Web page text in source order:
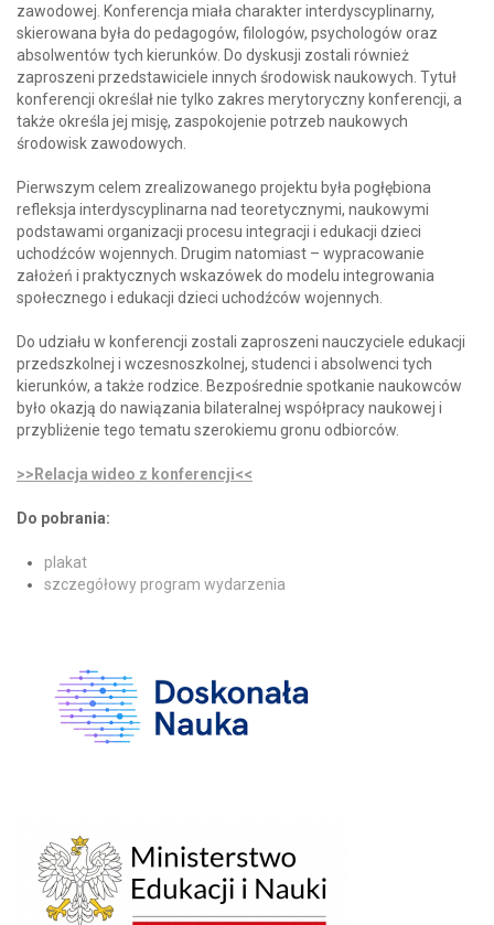
zawodowej. Konferencja miała charakter interdyscyplinarny,
skierowana była do pedagogów, filologów, psychologów oraz
absolwentów tych kierunków. Do dyskusji zostali również
zaproszeni przedstawiciele innych środowisk naukowych. Tytuł
konferencji określał nie tylko zakres merytoryczny konferencji, a
także określa jej misję, zaspokojenie potrzeb naukowych
środowisk zawodowych.
Pierwszym celem zrealizowanego projektu była pogłębiona
refleksja interdyscyplinarna nad teoretycznymi, naukowymi
podstawami organizacji procesu integracji i edukacji dzieci
uchodźców wojennych. Drugim natomiast – wypracowanie
założeń i praktycznych wskazówek do modelu integrowania
społecznego i edukacji dzieci uchodźców wojennych.
Do udziału w konferencji zostali zaproszeni nauczyciele edukacji
przedszkolnej i wczesnoszkolnej, studenci i absolwenci tych
kierunków, a także rodzice. Bezpośrednie spotkanie naukowców
było okazją do nawiązania bilateralnej współpracy naukowej i
przybliżenie tego tematu szerokiemu gronu odbiorców.
>>Relacja wideo z konferencji<<
Do pobrania:
plakat
szczegółowy program wydarzenia